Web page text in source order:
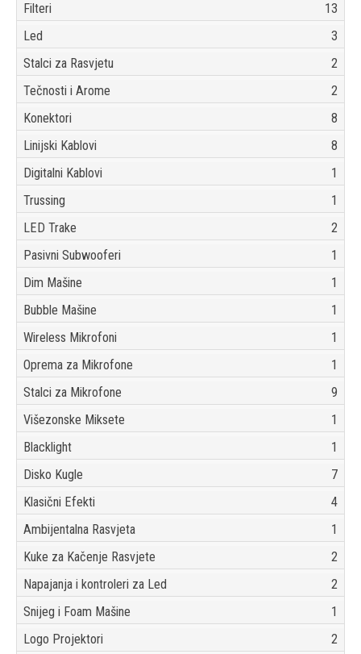
Filteri
13
Led
3
Stalci za Rasvjetu
2
Tečnosti i Arome
2
Konektori
8
Linijski Kablovi
8
Digitalni Kablovi
1
Trussing
1
LED Trake
2
Pasivni Subwooferi
1
Dim Mašine
1
Bubble Mašine
1
Wireless Mikrofoni
1
Oprema za Mikrofone
1
Stalci za Mikrofone
9
Višezonske Miksete
1
Blacklight
1
Disko Kugle
7
Klasični Efekti
4
Ambijentalna Rasvjeta
1
Kuke za Kačenje Rasvjete
2
Napajanja i kontroleri za Led
2
Snijeg i Foam Mašine
1
Logo Projektori
2